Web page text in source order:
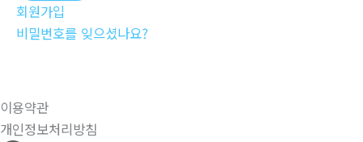
회원가입
비밀번호를 잊으셨나요?
이용약관
개인정보처리방침